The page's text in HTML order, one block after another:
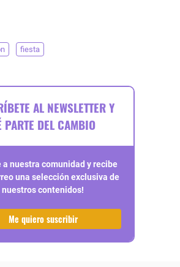
fiesta
AL NEWSLETTER Y
PARTE DEL CAMBIO
a nuestra comunidad y recibe
una selección exclusiva de
nuestros contenidos!
Me quiero suscribir